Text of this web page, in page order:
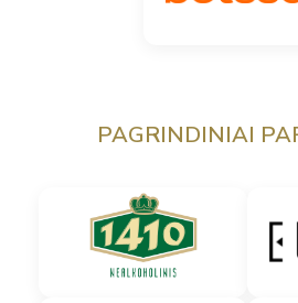
PAGRINDINIAI